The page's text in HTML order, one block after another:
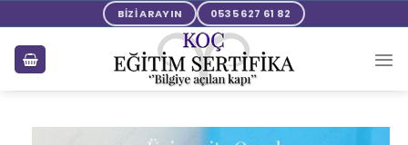
BİZİ ARAYIN 0535 627 61 82